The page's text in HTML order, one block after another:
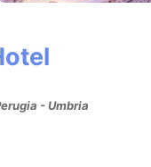
- Umbria